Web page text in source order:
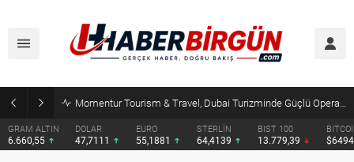
Momentur Tourism & Travel, Dubai Turizminde Güçlü Operasyon Ağıyla Fark Yaratıyor
GRAM ALTIN
6.660,55
DOLAR
47,7111
EURO
55,1881
STERLİN
64,4139
BIST 100
13.779,39